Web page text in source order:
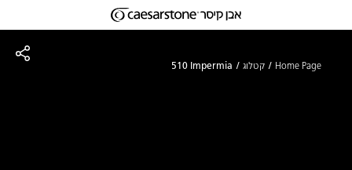
Home Page קטלוג 510 Impermia